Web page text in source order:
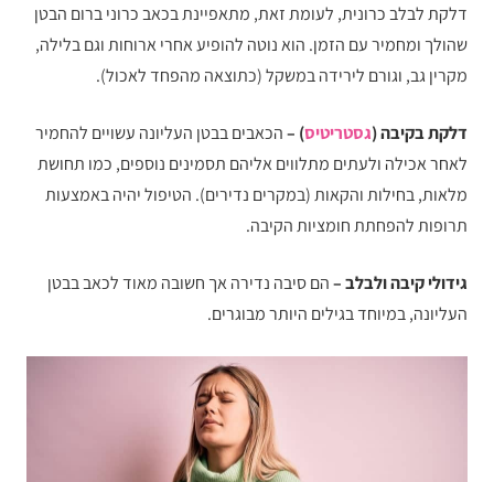
דלקת לבלב כרונית, לעומת זאת, מתאפיינת בכאב כרוני ברום הבטן
שהולך ומחמיר עם הזמן. הוא נוטה להופיע אחרי ארוחות וגם בלילה,
מקרין גב, וגורם לירידה במשקל (כתוצאה מהפחד לאכול).
דלקת בקיבה (גסטריטיס) –הכאבים בבטן העליונה עשויים להחמיר
לאחר אכילה ולעתים מתלווים אליהם תסמינים נוספים, כמו תחושת
מלאות, בחילות והקאות (במקרים נדירים). הטיפול יהיה באמצעות
תרופות להפחתת חומציות הקיבה.
גידולי קיבה ולבלב –הם סיבה נדירה אך חשובה מאוד לכאב בבטן
העליונה, במיוחד בגילים היותר מבוגרים.